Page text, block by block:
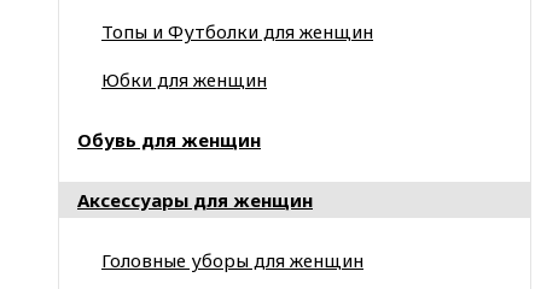
Топы и Футболки для женщин
Юбки для женщин
Обувь для женщин
Аксессуары для женщин
Головные уборы для женщин